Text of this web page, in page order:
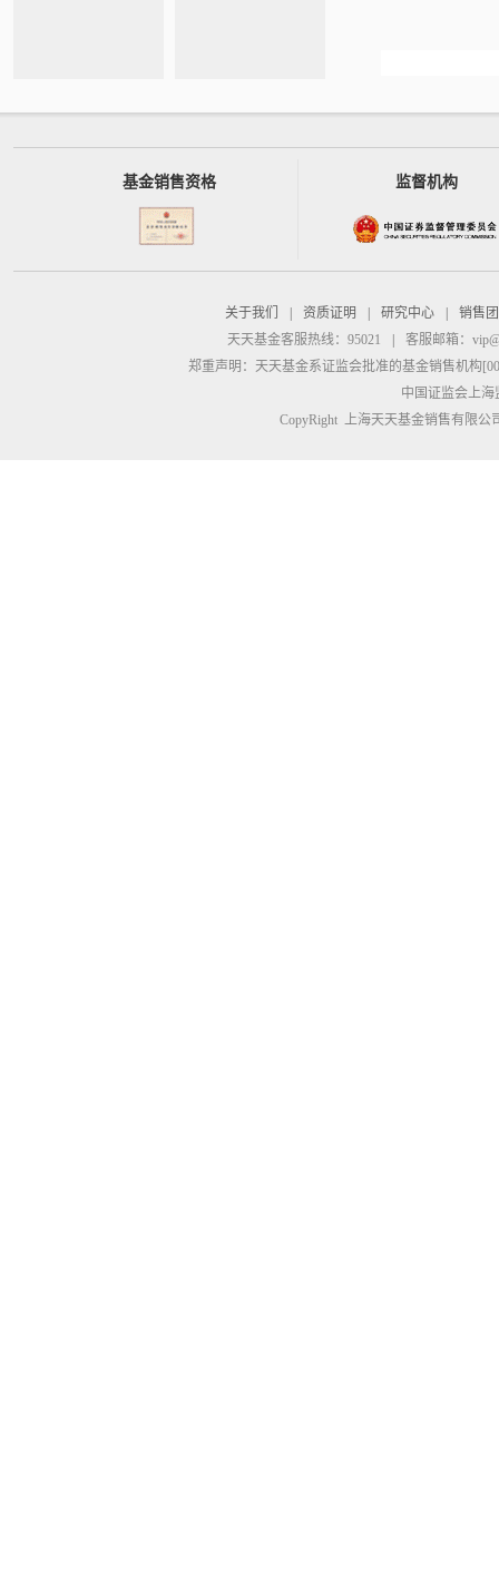
基金销售资格 监督机构
关于我们 资质证明 研究中心
销售
天天基金客服热线：95021
客服邮箱：
郑重声明： 天天基金系证监会批准的基金销售机构
中国证监会上
CopyRight 上海天天基金销售有限